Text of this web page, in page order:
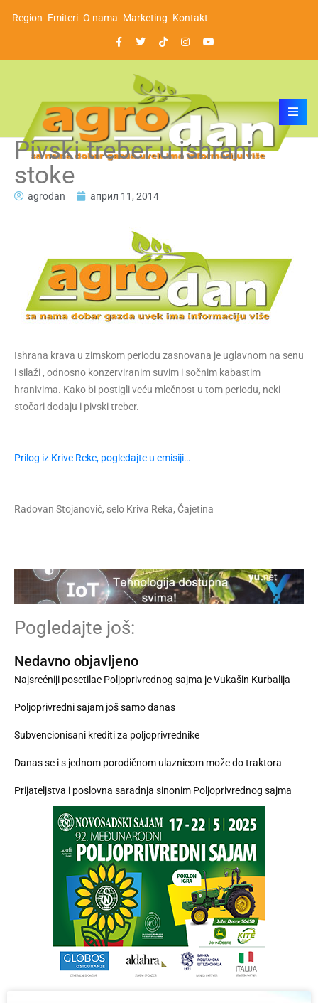
Region Emiteri O nama Marketing Kontakt
Pivski treber u ishrani
stoke
agrodan април 11, 2014
Ishrana krava u zimskom periodu zasnovana je uglavnom na senu
i silaži , odnosno konzerviranim suvim i sočnim kabastim
hranivima. Kako bi postigli veću mlečnost u tom periodu, neki
stočari dodaju i pivski treber.
Prilog iz Krive Reke, pogledajte u emisiji…
Radovan Stojanović, selo Kriva Reka, Čajetina
Pogledajte još:
Nedavno objavljeno
Najsrećniji posetilac Poljoprivrednog sajma je Vukašin Kurbalija
Poljoprivredni sajam još samo danas
Subvencionisani krediti za poljoprivrednike
Danas se i s jednom porodičnom ulaznicom može do traktora
Prijateljstva i poslovna saradnja sinonim Poljoprivrednog sajma